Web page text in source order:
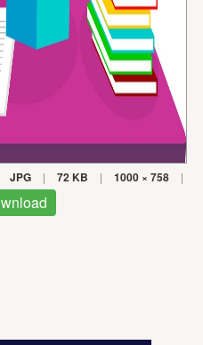
JPG | 72 KB | 1000 × 758 |